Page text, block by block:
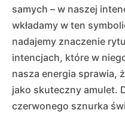
samych – w naszej
wkładamy w ten
nadajemy znaczenie
intencjach, które w
nasza energia sprawia,
jako skuteczny amulet.
czerwonego sznurka